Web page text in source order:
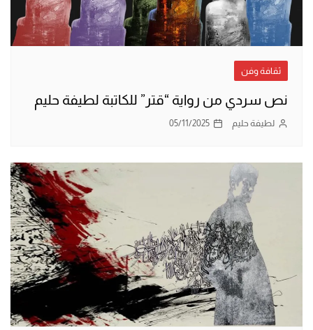
ثقافة وفن
نص سردي من رواية “قتر”‎ للكاتبة لطيفة حليم
لطيفة حليم 05/11/2025